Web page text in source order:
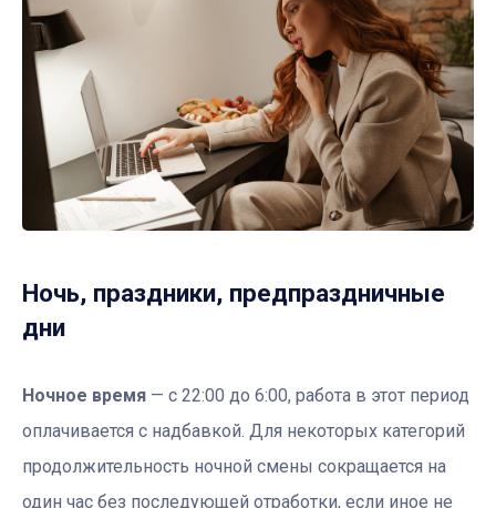
Ночь, праздники, предпраздничные
дни
Ночное время — с 22:00 до 6:00, работа в этот период
оплачивается с надбавкой. Для некоторых категорий
продолжительность ночной смены сокращается на
один час без последующей отработки, если иное не